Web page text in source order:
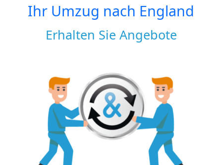
Ihr Umzug nach England
Erhalten Sie Angebote